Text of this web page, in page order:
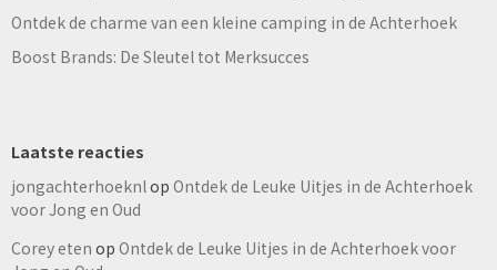
Ontdek de charme van een kleine camping in de Achterhoek
Boost Brands: De Sleutel tot Merksucces
Laatste reacties
jongachterhoeknl op Ontdek de Leuke Uitjes in de Achterhoek
voor Jong en Oud
Corey eten op Ontdek de Leuke Uitjes in de Achterhoek voor